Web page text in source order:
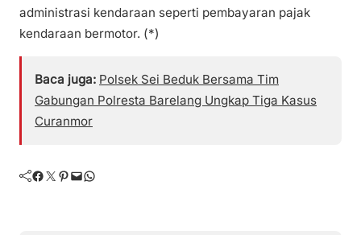
administrasi kendaraan seperti pembayaran pajak
kendaraan bermotor. (*)
Baca juga: Polsek Sei Beduk Bersama Tim
Gabungan Polresta Barelang Ungkap Tiga Kasus
Curanmor
Facebook Twitter Pinterest Mail WhatsApp